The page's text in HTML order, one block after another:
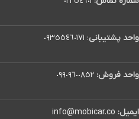
واحد پشتیبانی: ٠٩٣٥٥٤٦٠١٧١
واحد فروش: ٠٩٩٠٩٦٠٠٨٥٢
ایمیل: info@mobicar.co